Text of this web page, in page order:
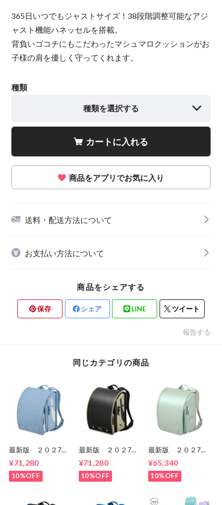
365日いつでもジャストサイズ！38段階調整可能なアジ
ャスト機能ハネッセルを搭載。
背負いゴコチにもこだわったマシュマロクッションがお
子様の肩を優しく守ってくれます。
種類
種類を選択する
カートに入れる
商品をアプリでお気に入り
送料・配送方法について
お支払い方法について
商品をシェアする
保存 シェア LINE ツイート
報告する
同じカテゴリの商品
最新版 ２０２7
ド PBP27 男の
子 セイバンのラン
ドセル ６年間保
¥71,280
10%OFF
最新版 ２０２7
ド PB27-1 男の
子 セイバンのラン
ドセル ６年間保
¥71,280
10%OFF
最新版 ２０２7
ブーケ
CB24G02 女の
子 セイバンのラン
証 送料無料
¥65,340
10%OFF